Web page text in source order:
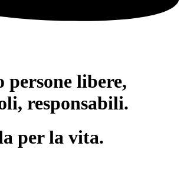
libere,
responsabili.
per la vita.